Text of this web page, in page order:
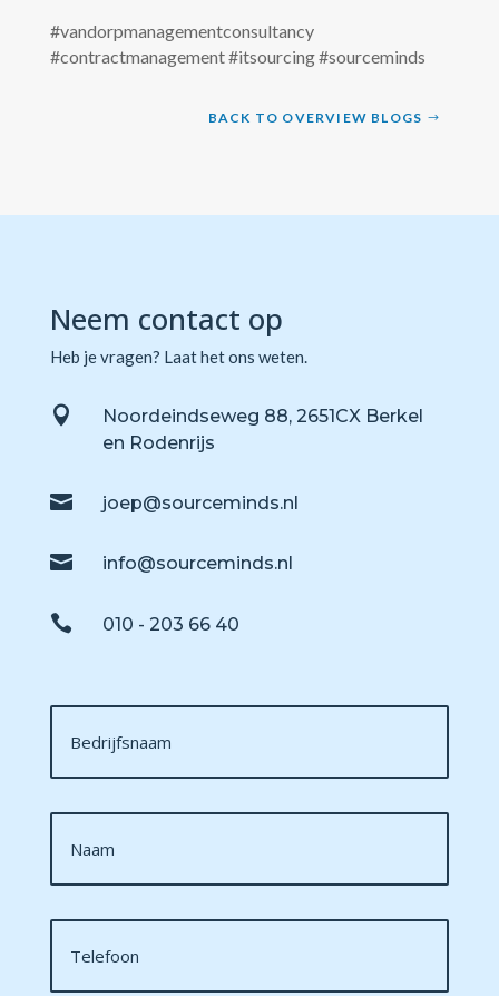
#vandorpmanagementconsultancy
#contractmanagement #itsourcing #sourceminds
BACK TO OVERVIEW BLOGS
Neem contact op
Heb je vragen? Laat het ons weten.

Noordeindseweg 88, 2651CX Berkel
en Rodenrijs
 joep@sourceminds.nl
 info@sourceminds.nl
 010 - 203 66 40